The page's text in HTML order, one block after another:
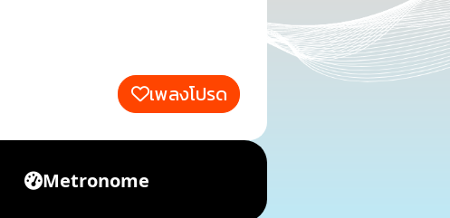
เพลงโปรด
Metronome